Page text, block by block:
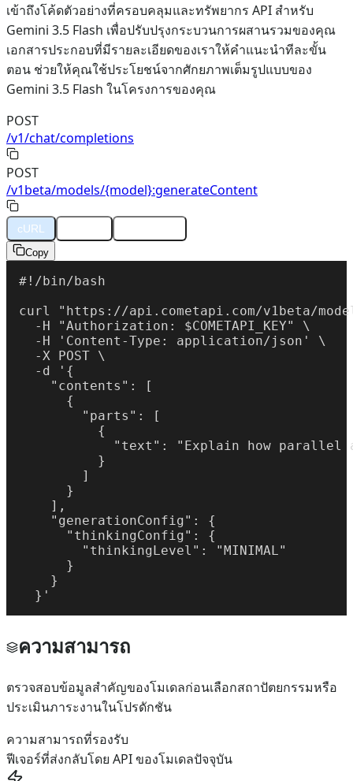
เข้าถึงโค้ดตัวอย่างที่ครอบคลุมและทรัพยากร API สำหรับ
Gemini 3.5 Flash เพื่อปรับปรุงกระบวนการผสานรวมของคุณ
เอกสารประกอบที่มีรายละเอียดของเราให้คำแนะนำทีละขั้น
ตอน ช่วยให้คุณใช้ประโยชน์จากศักยภาพเต็มรูปแบบของ
Gemini 3.5 Flash ในโครงการของคุณ
POST
/v1/chat/completions
POST
/v1beta/models/{model}:generateContent
cURL
Copy
#!/bin/bash
curl "https://api.cometapi.com/v1beta/
  -H "Authorization: $COMETAPI_KEY" \
  -H 'Content-Type: application/json' \
  -X POST \
  -d '{
    "contents": [
      {
        "parts": [
          {
"text": "Explain how parallel
          }
        ]
      }
    ],
    "generationConfig": {
      "thinkingConfig": {
        "thinkingLevel": "MINIMAL"
      }
    }
  }'
ความสามารถ
ตรวจสอบข้อมูลสำคัญของโมเดลก่อนเลือกสถาปัตยกรรมหรือ
ประเมินภาระงานในโปรดักชัน
ความสามารถที่รองรับ
ฟีเจอร์ที่ส่งกลับโดย API ของโมเดลปัจจุบัน